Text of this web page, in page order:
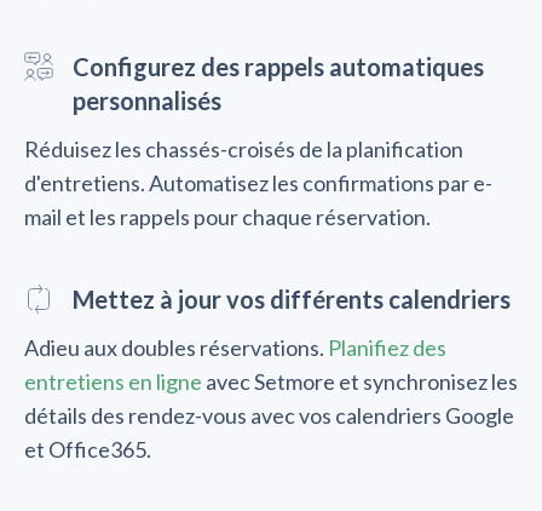
Configurez des rappels automatiques
personnalisés
Réduisez les chassés-croisés de la planification
d'entretiens. Automatisez les confirmations par e-
mail et les rappels pour chaque réservation.
Mettez à jour vos différents calendriers
Adieu aux doubles réservations. Planifiez des
entretiens en ligne avec Setmore et synchronisez les
détails des rendez-vous avec vos calendriers Google
et Office365.